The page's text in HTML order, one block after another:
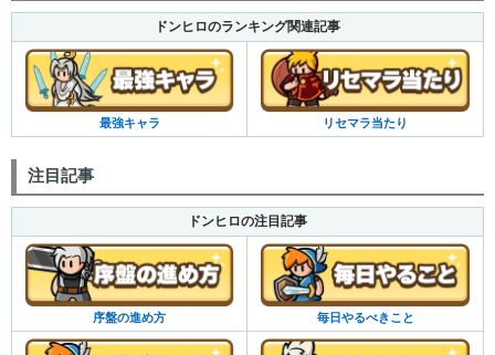
ドンヒロのランキング関連記事
最強キャラ リセマラ当たり
注目記事
ドンヒロの注目記事
序盤の進め方 毎日やるべきこと